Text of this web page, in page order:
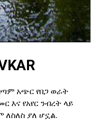
አጭር የበጋ ወራት
የአየር ንብረት ላይ
ያለ ሆኗል.